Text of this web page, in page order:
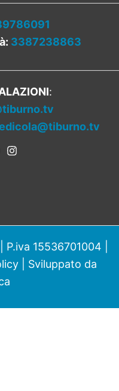
3387238863
:
15536701004 |
| Sviluppato da